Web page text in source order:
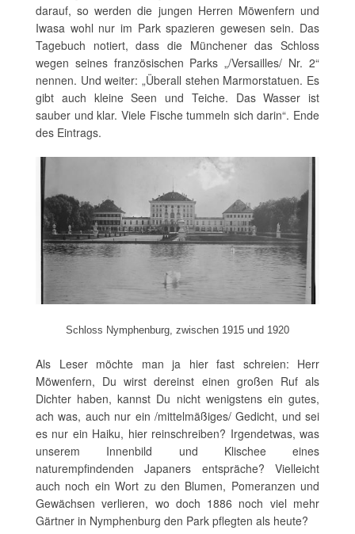
darauf, so werden die jungen Herren Möwenfern und
Iwasa wohl nur im Park spazieren gewesen sein. Das
Tagebuch notiert, dass die Münchener das Schloss
wegen seines französischen Parks „/Versailles/ Nr. 2“
nennen. Und weiter: „Überall stehen Marmorstatuen. Es
gibt auch kleine Seen und Teiche. Das Wasser ist
sauber und klar. Viele Fische tummeln sich darin“. Ende
des Eintrags.
Schloss Nymphenburg, zwischen 1915 und 1920
Als Leser möchte man ja hier fast schreien: Herr
Möwenfern, Du wirst dereinst einen großen Ruf als
Dichter haben, kannst Du nicht wenigstens ein gutes,
ach was, auch nur ein /mittelmäßiges/ Gedicht, und sei
es nur ein Haiku, hier reinschreiben? Irgendetwas, was
unserem Innenbild und Klischee eines
naturempfindenden Japaners entspräche? Vielleicht
auch noch ein Wort zu den Blumen, Pomeranzen und
Gewächsen verlieren, wo doch 1886 noch viel mehr
Gärtner in Nymphenburg den Park pflegten als heute?